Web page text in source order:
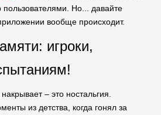
Но... давайте
вообще происходит.
игроки,
– это ностальгия.
из детства, когда гонял за